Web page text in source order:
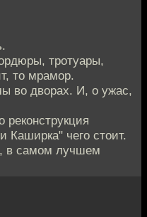
тротуары,
то мрамор.
во дворах. И, о ужас,
реконструкция
Каширка" чего стоит.
в самом лучшем